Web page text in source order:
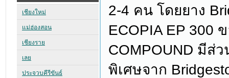
2-4 คน โดยยาง
ECOPIA EP 300
COMPOUND มีส่
พิเศษจาก